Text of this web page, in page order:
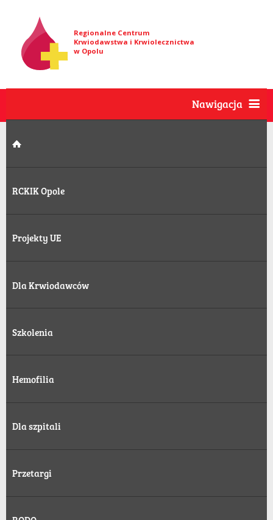
Regionalne Centrum
Krwiodawstwa i Krwiolecznictwa
w Opolu
Nawigacja
RCKIK Opole
Projekty UE
Dla Krwiodawców
Szkolenia
Hemofilia
Dla szpitali
Przetargi